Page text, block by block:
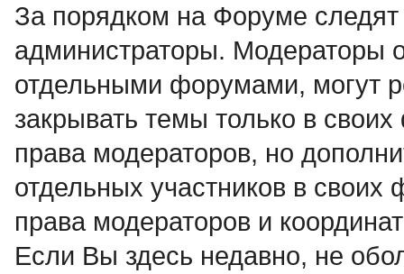
За порядком на Форуме
администраторы. Модераторы
отдельными форумами, могут
закрывать темы только в
права модераторов, но
отдельных участников в
права модераторов и
Если Вы здесь недавно, не